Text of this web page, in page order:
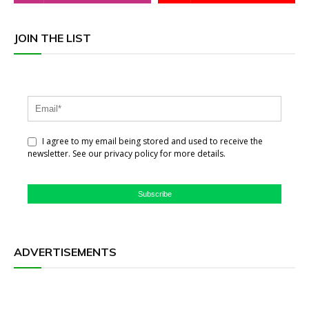
JOIN THE LIST
I agree to my email being stored and used to receive the
newsletter. See our privacy policy for more details.
Subscribe
ADVERTISEMENTS